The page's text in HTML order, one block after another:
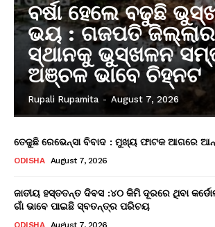
ବର୍ଷା ହେଲେ ବଢୁଛି
ଭୟ : ଗଜପତି
ସ୍ଥାନକୁ ଭୁସ୍ଖଳନ
ଅଞ୍ଚଳ ଭାବେ ଚିହ୍ନଟ
Rupali Rupamita - August 7, 2026
ତେଜୁଛି ରେଭେନ୍ସା ବିବାଦ : ମୁଖ୍ୟ ଫାଟକ ଆଗରେ
ODISHA August 7, 2026
ଜାତୀୟ ହସ୍ତତନ୍ତ ଦିବସ :୪୦ କିମି ଦୂରରେ ଥିବା
ଗାଁ ଭାବେ ପାଇଛି ସ୍ବତନ୍ତ୍ର ପରିଚୟ
ODISHA August 7, 2026